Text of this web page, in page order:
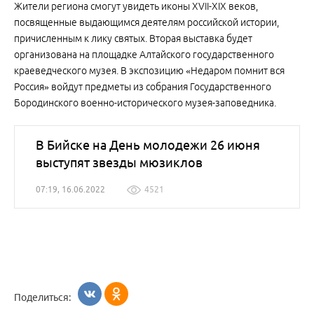
Жители региона смогут увидеть иконы XVII-XIX веков,
посвященные выдающимся деятелям российской истории,
причисленным к лику святых. Вторая выставка будет
организована на площадке Алтайского государственного
краеведческого музея. В экспозицию «Недаром помнит вся
Россия» войдут предметы из собрания Государственного
Бородинского военно-исторического музея-заповедника.
В Бийске на День молодежи 26 июня
выступят звезды мюзиклов
07:19, 16.06.2022 4521
Поделиться: